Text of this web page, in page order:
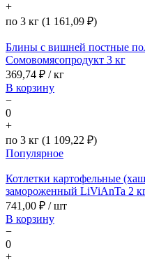
+
по 3 кг (1 161,09 ₽)
Блины с вишней постные
Сомовомясопродукт 3 кг
369,74 ₽ / кг
В корзину
−
0
+
по 3 кг (1 109,22 ₽)
Популярное
Котлетки картофельные
замороженный LiViAnTa 2
741,00 ₽ / шт
В корзину
−
0
+